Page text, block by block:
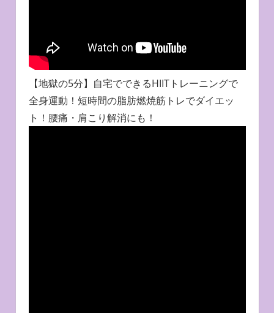
【地獄の5分】自宅でできるHIITトレーニングで
全身運動！短時間の脂肪燃焼筋トレでダイエッ
ト！腰痛・肩こり解消にも！